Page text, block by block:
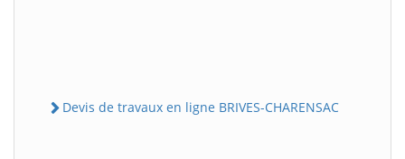
Devis de travaux en ligne BRIVES-CHARENSAC